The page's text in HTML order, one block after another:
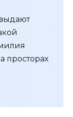
просторах